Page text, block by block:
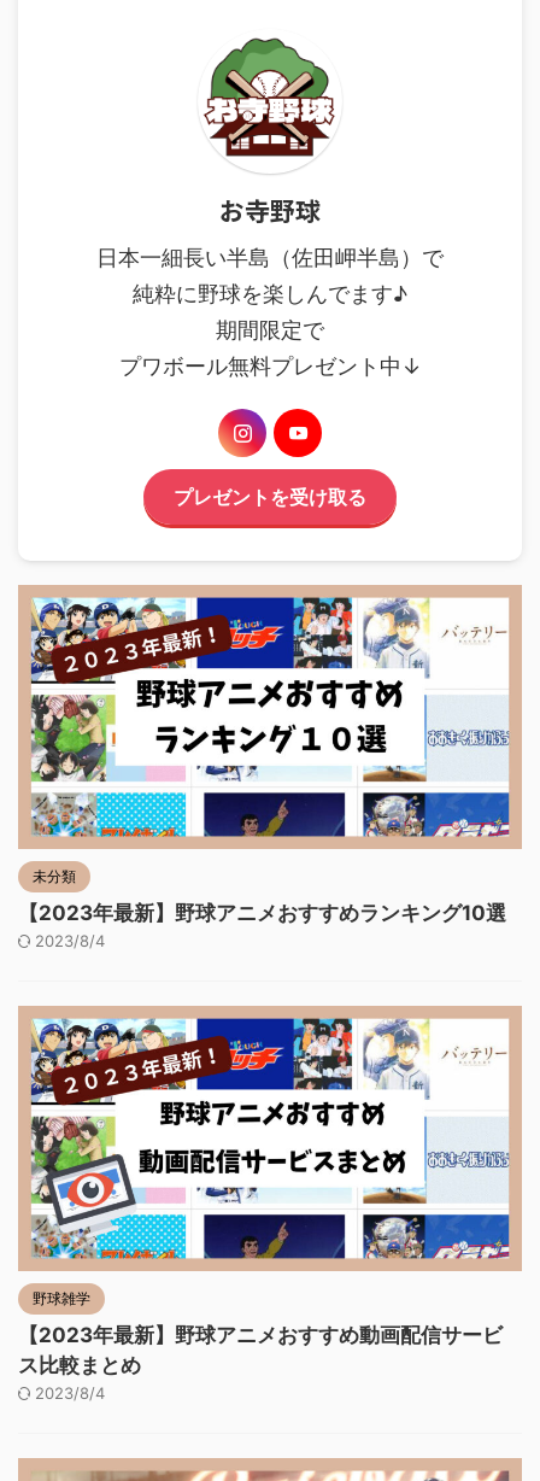
お寺野球
日本一細長い半島（佐田岬半島）で
純粋に野球を楽しんでます♪
期間限定で
プワボール無料プレゼント中↓
プレゼントを受け取る
未分類
【2023年最新】野球アニメおすすめランキング10選
2023/8/4
野球雑学
【2023年最新】野球アニメおすすめ動画配信サービ
ス比較まとめ
2023/8/4